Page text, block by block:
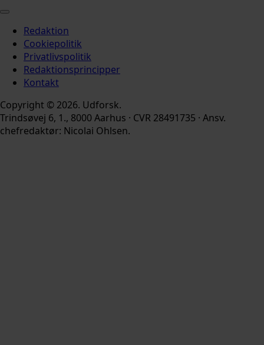
Redaktion
Cookiepolitik
Privatlivspolitik
Redaktionsprincipper
Kontakt
Copyright © 2026. Udforsk.
Trindsøvej 6, 1., 8000 Aarhus · CVR 28491735 · Ansv.
chefredaktør: Nicolai Ohlsen.